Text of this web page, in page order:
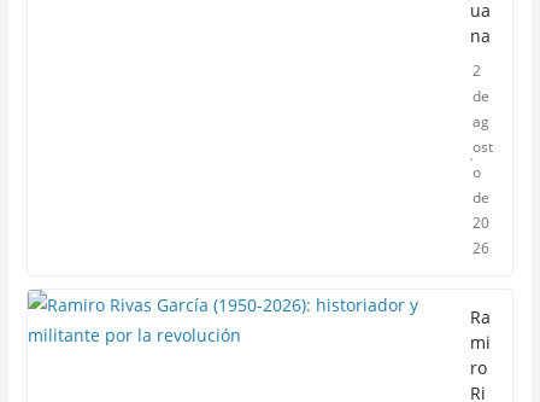
ua
na
2
de
ag
ost
o
de
20
26
Ra
mi
ro
Ri